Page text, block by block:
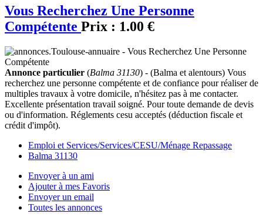
Vous Recherchez Une Personne
Compétente Prix : 1.00 €
Annonce particulier (Balma 31130) - (Balma et alentours) Vous
recherchez une personne compétente et de confiance pour réaliser de
multiples travaux à votre domicile, n'hésitez pas à me contacter.
Excellente présentation travail soigné. Pour toute demande de devis
ou d'information. Réglements cesu acceptés (déduction fiscale et
crédit d'impôt).
Emploi et Services/Services/CESU/Ménage Repassage
Balma 31130
Envoyer à un ami
Ajouter à mes Favoris
Envoyer un email
Toutes les annonces